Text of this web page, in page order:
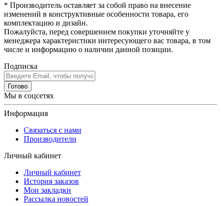
* Производитель оставляет за собой право на внесение
изменений в конструктивные особенности товара, его
комплектацию и дизайн.
Пожалуйста, перед совершением покупки уточняйте у
менеджера характеристики интересующего вас товара, в том
числе и информацию о наличии данной позиции.
Подписка
Готово
Мы в соцсетях
Информация
Связаться с нами
Производители
Личный кабинет
Личный кабинет
История заказов
Мои закладки
Рассылка новостей